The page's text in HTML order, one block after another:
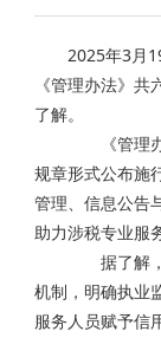
2025年3月
《管理办法》
了解。
《管理办
规章形式公布施
管理、信息公告
助力涉税专业服
据了解，
机制，明确执业
服务人员赋予信